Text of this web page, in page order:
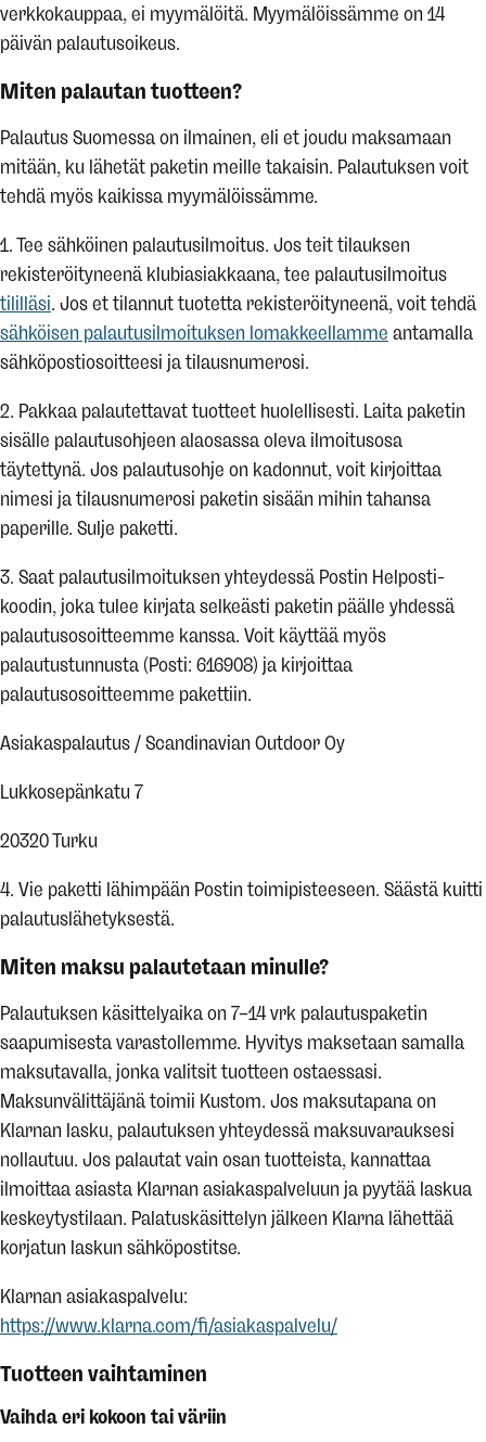
verkkokauppaa, ei myymälöitä. Myymälöissämme on 14
päivän palautusoikeus.
Miten palautan tuotteen?
Palautus Suomessa on ilmainen, eli et joudu maksamaan
mitään, ku lähetät paketin meille takaisin. Palautuksen voit
tehdä myös kaikissa myymälöissämme.
1. Tee sähköinen palautusilmoitus. Jos teit tilauksen
rekisteröityneenä klubiasiakkaana, tee palautusilmoitus
tililläsi. Jos et tilannut tuotetta rekisteröityneenä, voit tehdä
sähköisen palautusilmoituksen lomakkeellamme antamalla
sähköpostiosoitteesi ja tilausnumerosi.
2. Pakkaa palautettavat tuotteet huolellisesti. Laita paketin
sisälle palautusohjeen alaosassa oleva ilmoitusosa
täytettynä. Jos palautusohje on kadonnut, voit kirjoittaa
nimesi ja tilausnumerosi paketin sisään mihin tahansa
paperille. Sulje paketti.
3. Saat palautusilmoituksen yhteydessä Postin Helposti-
koodin, joka tulee kirjata selkeästi paketin päälle yhdessä
palautusosoitteemme kanssa. Voit käyttää myös
palautustunnusta (Posti: 616908) ja kirjoittaa
palautusosoitteemme pakettiin.
Asiakaspalautus / Scandinavian Outdoor Oy
Lukkosepänkatu 7
20320 Turku
4. Vie paketti lähimpään Postin toimipisteeseen. Säästä kuitti
palautuslähetyksestä.
Miten maksu palautetaan minulle?
Palautuksen käsittelyaika on 7–14 vrk palautuspaketin
saapumisesta varastollemme. Hyvitys maksetaan samalla
maksutavalla, jonka valitsit tuotteen ostaessasi.
Maksunvälittäjänä toimii Kustom. Jos maksutapana on
Klarnan lasku, palautuksen yhteydessä maksuvarauksesi
nollautuu. Jos palautat vain osan tuotteista, kannattaa
ilmoittaa asiasta Klarnan asiakaspalveluun ja pyytää laskua
keskeytystilaan. Palatuskäsittelyn jälkeen Klarna lähettää
korjatun laskun sähköpostitse.
Klarnan asiakaspalvelu:
https://www.klarna.com/fi/asiakaspalvelu/
Tuotteen vaihtaminen
Vaihda eri kokoon tai väriin